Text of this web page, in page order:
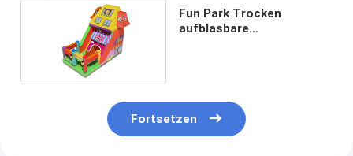
Fun Park Trocken
aufblasbare
Fortsetzen